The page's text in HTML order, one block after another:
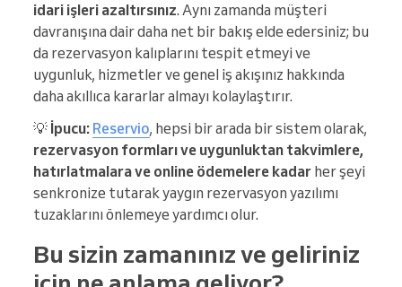
idari işleri azaltırsınız. Aynı zamanda müşteri
davranışına dair daha net bir bakış elde edersiniz; bu
da rezervasyon kalıplarını tespit etmeyi ve
uygunluk, hizmetler ve genel iş akışınız hakkında
daha akıllıca kararlar almayı kolaylaştırır.
💡 İpucu: Reservio, hepsi bir arada bir sistem olarak,
rezervasyon formları ve uygunluktan takvimlere,
hatırlatmalara ve online ödemelere kadar her şeyi
senkronize tutarak yaygın rezervasyon yazılımı
tuzaklarını önlemeye yardımcı olur.
Bu sizin zamanınız ve geliriniz